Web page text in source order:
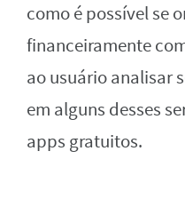
como é possível se
financeiramente
ao usuário analisar
em alguns desses
apps gratuitos.